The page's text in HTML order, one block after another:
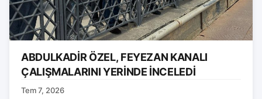
ABDULKADİR ÖZEL, FEYEZAN KANALI
ÇALIŞMALARINI YERİNDE İNCELEDİ
Tem 7, 2026